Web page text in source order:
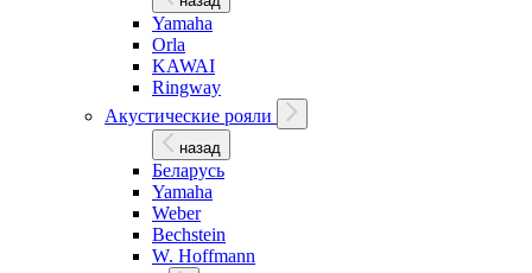
Yamaha
Orla
KAWAI
Ringway
Акустические рояли
назад
Беларусь
Yamaha
Weber
Bechstein
W. Hoffmann